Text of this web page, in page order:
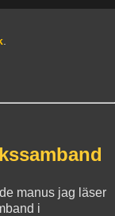
.
manus jag läser
i